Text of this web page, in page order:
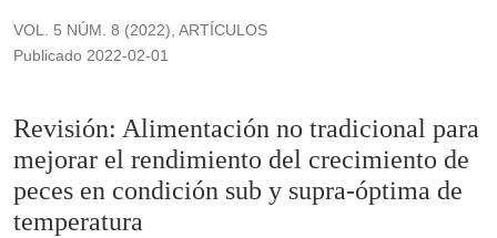
VOL. 5 NÚM. 8 (2022), ARTÍCULOS
Revisión: Alimentación no tradicional para
mejorar el rendimiento del crecimiento de
peces en condición sub y supra-óptima de
temperatura
Publicado 2022-02-01